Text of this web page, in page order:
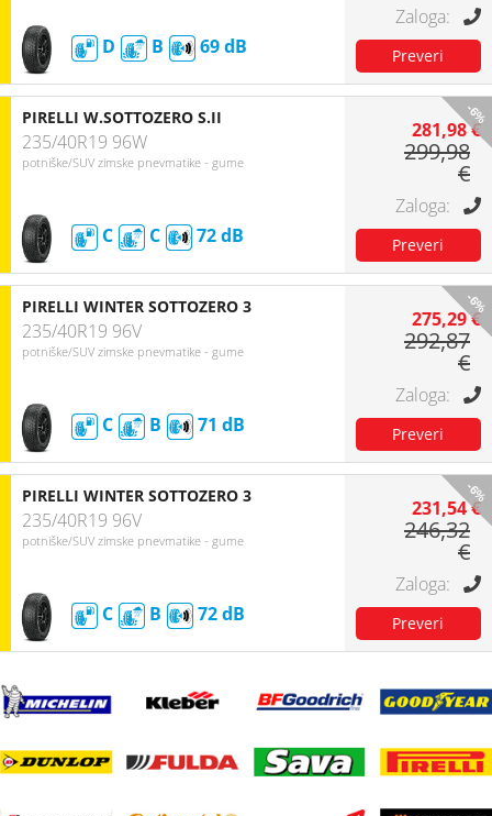
D B 69
-6%
PIRELLI W.SOTTOZERO S.II
235/40R19 96W
potniške/SUV zimske pnevmatike - gume
C C 72
281,98 €
299,98
€
-6%
PIRELLI WINTER SOTTOZERO 3
235/40R19 96V
potniške/SUV zimske pnevmatike - gume
C B 71
275,29 €
292,87
€
-6%
PIRELLI WINTER SOTTOZERO 3
235/40R19 96V
potniške/SUV zimske pnevmatike - gume
C B 72
231,54 €
246,32
€